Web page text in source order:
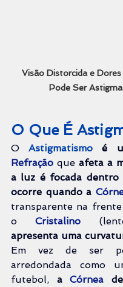
Visão Distorcida e Dores
Pode Ser
O Que É
O Astigmatismo é
Refração que afeta a
a luz é focada dentro
ocorre quando a
transparente na
o Cristalino
apresenta uma
Em vez de ser
arredondada como
futebol, a Córnea